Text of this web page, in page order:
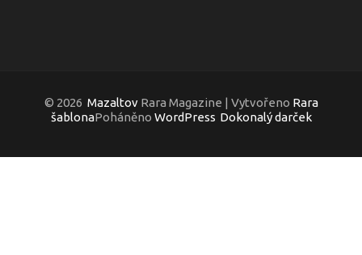
© 2026 MazaltovRara Magazine | Vytvořeno Rara
šablonaPoháněno WordPress Dokonalý darček